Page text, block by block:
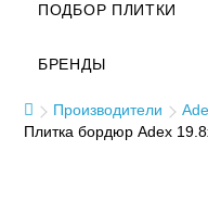
ПОДБОР ПЛИТКИ
БРЕНДЫ
Производители
Плитка бордюр Adex